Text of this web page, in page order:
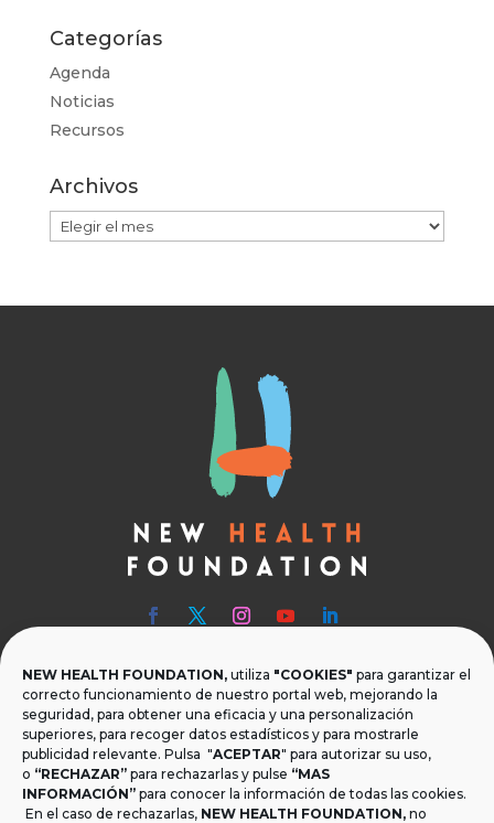
NEW HEALTH FOUNDATION, utiliza "COOKIES" para garantizar el
correcto funcionamiento de nuestro portal web, mejorando la
seguridad, para obtener una eficacia y una personalización
superiores, para recoger datos estadísticos y para mostrarle
publicidad relevante. Pulsa "ACEPTAR" para autorizar su uso,
o “RECHAZAR” para rechazarlas y pulse “MAS
INFORMACIÓN” para conocer la información de todas las cookies.
En el caso de rechazarlas, NEW HEALTH FOUNDATION, no
Categorías
Agenda
Noticias
Recursos
Archivos
Archivos
 Teléfono
T.+34 954 219 597
 Dónde estamos
Calle Monsalves 35 Local 2. 41001, Sevilla.